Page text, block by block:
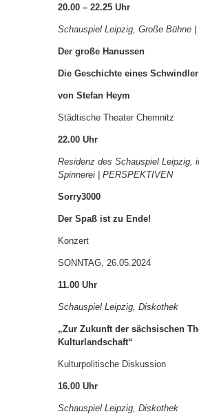
20.00 – 22.25 Uhr
Schauspiel Leipzig, Große Bühne |
Der große Hanussen
Die Geschichte eines
von Stefan Heym
Städtische Theater Chemnitz
22.00 Uhr
Residenz des Schauspiel Leipzig,
Spinnerei | PERSPEKTIVEN
Sorry3000
Der Spaß ist zu Ende!
Konzert
SONNTAG, 26.05.2024
11.00 Uhr
Schauspiel Leipzig, Diskothek
„Zur Zukunft der sächsischen
Kulturlandschaft“
Kulturpolitische Diskussion
16.00 Uhr
Schauspiel Leipzig, Diskothek